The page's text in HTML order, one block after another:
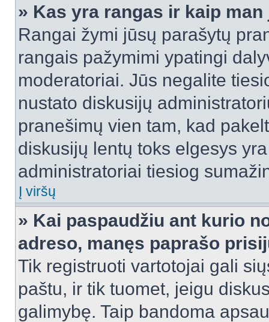
» Kas yra rangas ir kaip
Rangai žymi jūsų parašytų
rangais pažymimi ypatingi
moderatoriai. Jūs negalite
nustato diskusijų
pranešimų vien tam, kad
diskusijų lentų toks elgesys
administratoriai tiesiog
Į viršų
» Kai paspaudžiu ant kurio
adreso, manęs paprašo
Tik registruoti vartotojai gali
paštu, ir tik tuomet, jeigu
galimybę. Taip bandoma